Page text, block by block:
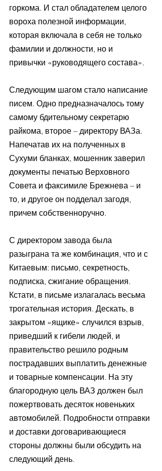
горкома. И стал обладателем целого
вороха полезной информации,
которая включала в себя не только
фамилии и должности, но и
привычки «руководящего состава».
Следующим шагом стало написание
писем. Одно предназначалось тому
самому бдительному секретарю
райкома, второе – директору ВАЗа.
Напечатав их на полученных в
Сухуми бланках, мошенник заверил
документы печатью Верховного
Совета и факсимиле Брежнева – и
то, и другое он подделал загодя,
причем собственноручно.
С директором завода была
разыграна та же комбинация, что и с
Китаевым: письмо, секретность,
подписка, сжигание обращения.
Кстати, в письме излагалась весьма
трогательная история. Дескать, в
закрытом «ящике» случился взрыв,
приведший к гибели людей, и
правительство решило родным
пострадавших выплатить денежные
и товарные компенсации. На эту
благородную цель ВАЗ должен был
пожертвовать десяток новеньких
автомобилей. Подробности отправки
и доставки договаривающиеся
стороны должны были обсудить на
следующий день.